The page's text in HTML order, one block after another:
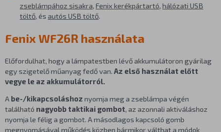
zseblámpához sisakra, Fenix kerékpártartó, hálózati USB
töltő, és autós USB töltő.
Fenix WF26R használata
Előfordulhat, hogy a lámpatestben lévő akkumulátoron gyárilag
egy szigetelő műanyag fedő van. Az első használat előtt
vegye le az akkumulátorról.
A be-/kikapcsoláshoz nyomja meg a zseblámpa végén
található nagyobb taktikai gombot, az azonnali aktiváláshoz
nyomja le félig a gombot. A másodlagos kapcsoló gomb
megnyomásával működés közben bármikor válthat a módok